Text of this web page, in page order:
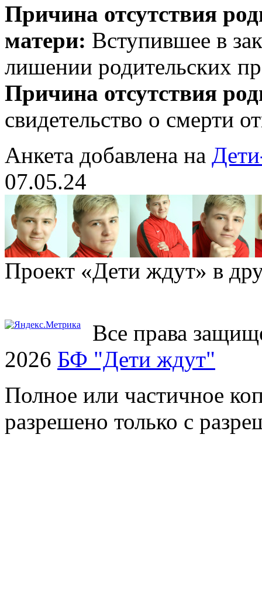
Причина отсутствия
матери: Вступившее в
лишении родительских
Причина отсутствия
свидетельство о смерти
Анкета добавлена на
07.05.24
Проект «Дети ждут» в
Все права
2026 БФ "Дети ждут"
Полное или частичное
разрешено только с